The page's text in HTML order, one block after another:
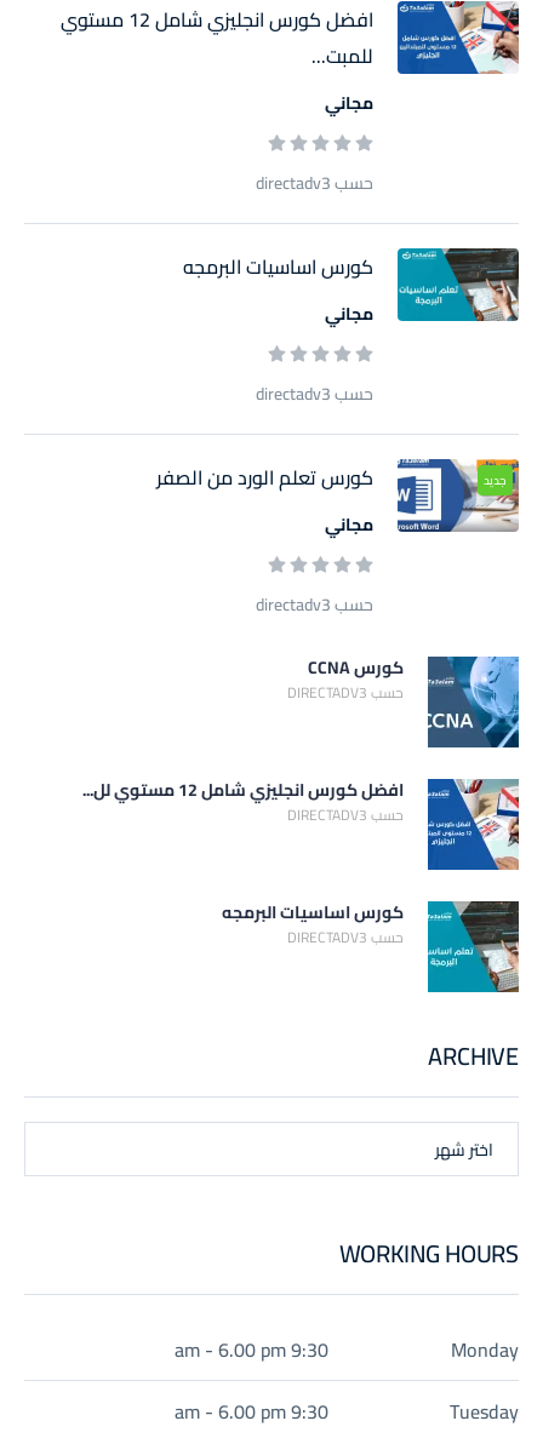
افضل كورس انجليزي شامل 12 مستوي
للمبت...
مجاني
حسب directadv3
كورس اساسيات البرمجه
مجاني
حسب directadv3
جديد كورس تعلم الورد من الصفر
مجاني
حسب directadv3
كورس CCNA
حسب DIRECTADV3
افضل كورس انجليزي شامل 12 مستوي لل...
حسب DIRECTADV3
كورس اساسيات البرمجه
حسب DIRECTADV3
ARCHIVE
اختر شهر
WORKING HOURS
Monday
9:30 am - 6.00 pm
Tuesday
9:30 am - 6.00 pm